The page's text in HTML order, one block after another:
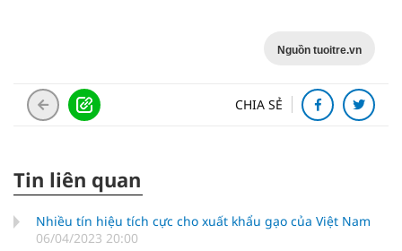
Nguồn tuoitre.vn
CHIA SẺ
Tin liên quan
Nhiều tín hiệu tích cực cho xuất khẩu gạo của Việt Nam
06/04/2023 20:00